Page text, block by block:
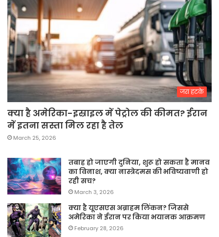
जरा हटके
क्या है अमेरिका-इस्राइल में पेट्रोल की कीमत? ईरान
में इतना सस्ता मिल रहा है तेल
March 25, 2026
तबाह हो जाएगी दुनिया, शुरू हो सकता है मानव
का विनाश, क्या नास्त्रेदमस की भविष्यवाणी हो
रही सच?
March 3, 2026
क्या है यूएसएस अब्राहम लिंकन? जिससे
अमेरिका ने ईरान पर किया भयानक आक्रमण
February 28, 2026